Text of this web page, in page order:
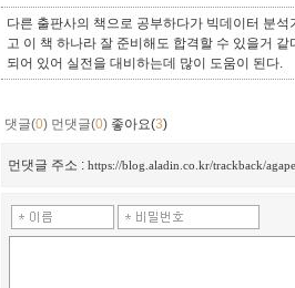
다른 출판사의 책으로 공부하다가 빅데이터 분
고 이 책 하나라 잘 준비해도 합격할 수 있을거
되어 있어 실전을 대비하는데 많이 도움이 된다.
댓글(0) 먼댓글(0) 좋아요(3)
먼댓글 주소 : https://blog.aladin.co.kr/trackback/